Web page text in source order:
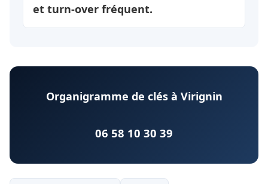
et turn-over fréquent.
Organigramme de clés à Virignin
06 58 10 30 39